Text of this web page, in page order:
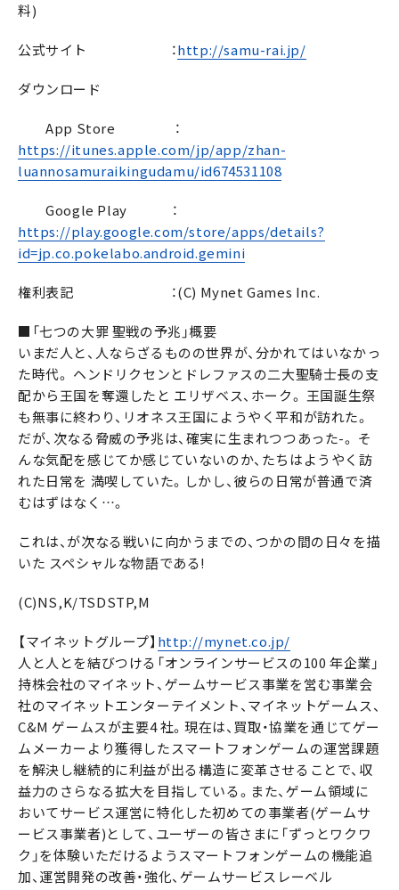
料)
公式サイト ：http://samu-rai.jp/
ダウンロード
App Store ：
https://itunes.apple.com/jp/app/zhan-
luannosamuraikingudamu/id674531108
Google Play ：
https://play.google.com/store/apps/details?
id=jp.co.pokelabo.android.gemini
権利表記 ：(C) Mynet Games Inc.
■「七つの大罪 聖戦の予兆」概要
いまだ人と、人ならざるものの世界が、分かれてはいなかっ
た時代。 ヘンドリクセンとドレファスの二大聖騎士長の支
配から王国を奪還したと エリザベス、ホーク。 王国誕生祭
も無事に終わり、リオネス王国にようやく平和が訪れた。
だが、次なる脅威の予兆は、確実に生まれつつあった-。 そ
んな気配を感じてか感じていないのか、たちはようやく訪
れた日常を 満喫していた。しかし、彼らの日常が普通で済
むはずはなく…。
これは、が次なる戦いに向かうまでの、つかの間の日々を描
いた スペシャルな物語である!
(C)NS,K/TSDSTP,M
【マイネットグループ】 http://mynet.co.jp/
人と人とを結びつける「オンラインサービスの100 年企業」
持株会社のマイネット、ゲームサービス事業を営む事業会
社のマイネットエンターテイメント、マイネットゲームス、
C&M ゲームスが主要4 社。現在は、買取・協業を通じてゲー
ムメーカーより獲得したスマートフォンゲームの運営課題
を解決し継続的に利益が出る構造に変革させることで、収
益力のさらなる拡大を目指している。また、ゲーム領域に
おいてサービス運営に特化した初めての事業者(ゲームサ
ービス事業者)として、ユーザーの皆さまに「ずっとワクワ
ク」を体験いただけるようスマートフォンゲームの機能追
加、運営開発の改善・強化、ゲームサービスレーベル